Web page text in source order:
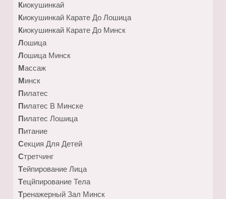
Киокушинкай
Киокушинкай Карате До Лошица
Киокушинкай Карате До Минск
Лошица
Лошица Минск
Массаж
Минск
Пилатес
Пилатес В Минске
Пилатес Лошица
Питание
Секция Для Детей
Стретчинг
Тейпирование Лица
Тецйпирование Тела
Тренажерный Зал Минск